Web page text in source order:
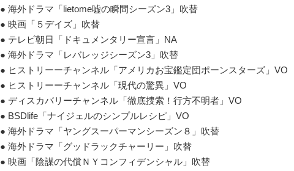
● 海外ドラマ「lietome嘘の瞬間シーズン3」吹替
● 映画「５デイズ」吹替
● テレビ朝日「ドキュメンタリー宣言」NA
● 海外ドラマ「レバレッジシーズン3」吹替
● ヒストリーーチャンネル「アメリカお宝鑑定団ポーンスターズ」VO
● ヒストリーーチャンネル「現代の驚異」VO
● ディスカバリーチャンネル「徹底捜索！行方不明者」VO
● BSDlife「ナイジェルのシンプルレシピ」VO
● 海外ドラマ「ヤングスーパーマンシーズン８」吹替
● 海外ドラマ「グッドラックチャーリー」吹替
● 映画「陰謀の代償ＮＹコンフィデンシャル」吹替